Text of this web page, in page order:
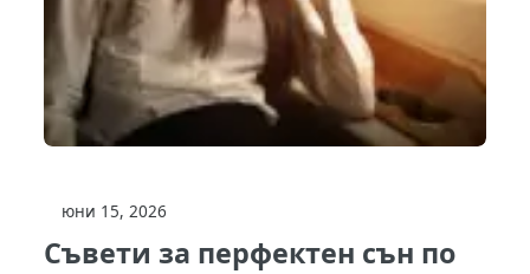
юни 15, 2026
Съвети за перфектен сън по